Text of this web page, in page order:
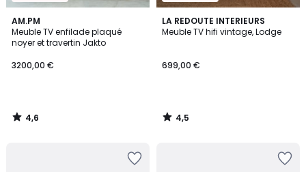
AM.PM
Meuble TV enfilade plaqué
noyer et travertin Jakto
3200,00 €
4,6
/ 5
4,6
/
LA REDOUTE INTERIEURS
Meuble TV hifi vintage, Lodge
699,00 €
4,5
/ 5
4,5
/